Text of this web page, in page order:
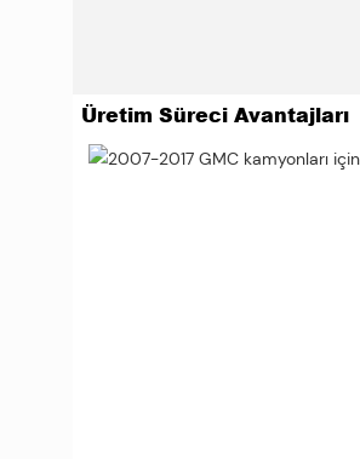
Üretim Süreci Avantajları